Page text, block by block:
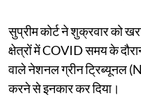
सुप्रीम कोर्ट ने शुक्रवार को
क्षेत्रों में COVID समय के
वाले नेशनल ग्रीन ट्रिब्यूनल
करने से इनकार कर दिया।